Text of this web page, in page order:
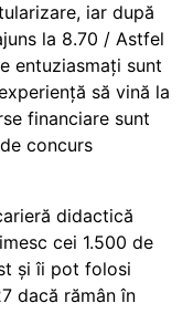
iar după
la 8.70 / Astfel
entuziasmați sunt
să vină la
financiare sunt
concurs
didactică
cei 1.500 de
și îi pot folosi
dacă rămân în